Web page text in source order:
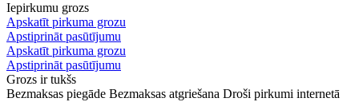
Iepirkumu grozs
Apskatīt pirkuma grozu
Apstiprināt pasūtījumu
Apskatīt pirkuma grozu
Apstiprināt pasūtījumu
Grozs ir tukšs
Bezmaksas piegāde Bezmaksas atgriešana Droši pirkumi internetā